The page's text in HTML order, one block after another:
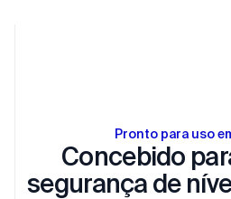
Pronto para uso
Concebido
segurança de